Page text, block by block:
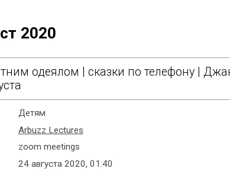
2020
одеялом | сказки по телефону |
Детям
Arbuzz Lectures
zoom meetings
24 августа 2020, 01:40